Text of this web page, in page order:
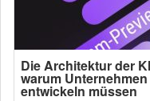
Die Architektur der
warum
entwickeln müssen